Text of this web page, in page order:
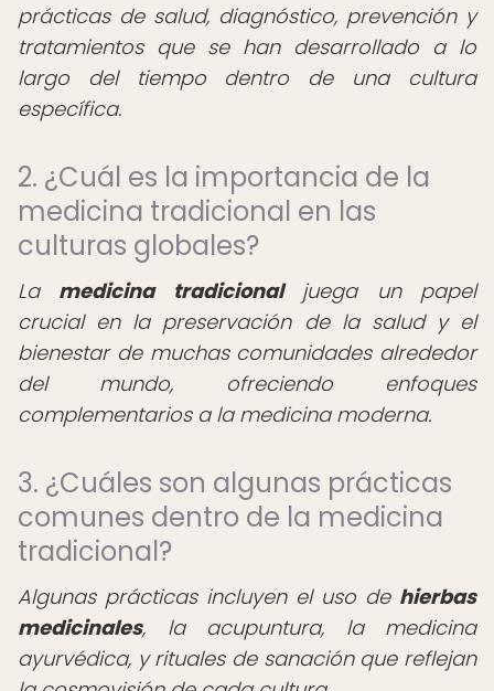
prácticas de salud, diagnóstico, prevención y
tratamientos que se han desarrollado a lo
largo del tiempo dentro de una cultura
específica.
2. ¿Cuál es la importancia de la
medicina tradicional en las
culturas globales?
La medicina tradicionaljuega un papel
crucial en la preservación de la salud y el
bienestar de muchas comunidades alrededor
del mundo, ofreciendo enfoques
complementarios a la medicina moderna.
3. ¿Cuáles son algunas prácticas
comunes dentro de la medicina
tradicional?
Algunas prácticas incluyen el uso de hierbas
medicinales, la acupuntura, la medicina
ayurvédica, y rituales de sanación que reflejan